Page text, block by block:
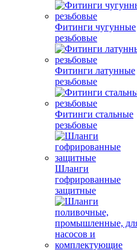
Фитинги чугунные
резьбовые
Фитинги латунные
резьбовые
Фитинги стальные
резьбовые
Шланги
гофрированные
защитные